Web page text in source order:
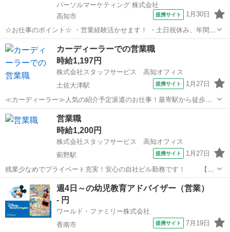
パーソルマーケティング 株式会社
高知市
提携サイト 1月30日
☆お仕事のポイント☆ ・営業経験活かせます！ ・土日祝休み、年間休
日120日以上！ ・お客様のニーズを聞き取りながら、最適なサービス
を提案します。経験の幅を広げたい方にもおすすめ。 ・在職中の方も
歓迎。入社時期相談OK！ ...
高知 営業
カーディーラーでの営業職
時給1,197円
株式会社スタッフサービス 高知オフィス
土佐大津駅
提携サイト 1月27日
≪カーディーラー≫人気の紹介予定派遣のお仕事！最寄駅から徒歩３
分の通勤に便利な環境です！ 【お仕事の内容】既存客への電話連
絡、ＷＥＢ管理、ネット管理(掲載や削除など)、点検などのお知らせの
ＤＭ送付後の後追い電話などをお...
高知 土佐大津駅
営業職
時給1,200円
株式会社スタッフサービス 高知オフィス
薊野駅
提携サイト 1月27日
残業少なめでプライベート充実！安心の自社ビル勤務です！ 【お
仕事の内容】食品包装・容器などを取り扱うルート営業などをお願い
します。 ☆☆スタッフサービスなら、他にもこんな人気職種が♪ ※受
付・秘書・・・受付はお客様...
高知市 薊野駅 営業
週4日～の幼児教育アドバイザー（営業）
- 円
ワールド・ファミリー株式会社
香南市
提携サイト 7月19日